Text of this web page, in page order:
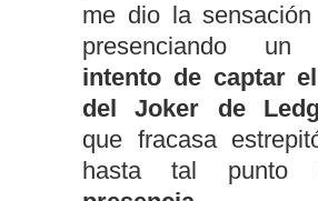
me dio la
presenciando un
intento de captar
del Joker de
que fracasa
hasta tal punto